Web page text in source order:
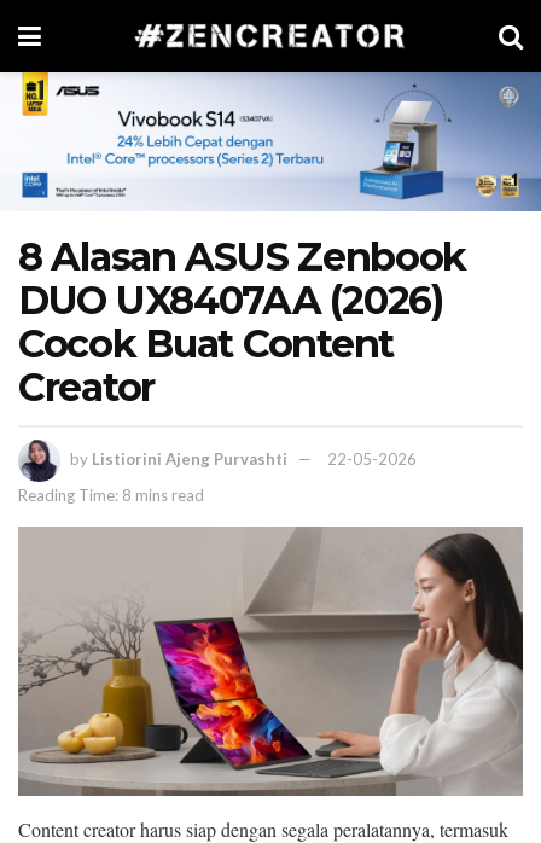
8 Alasan ASUS Zenbook
DUO UX8407AA (2026)
Cocok Buat Content
Creator
by Listiorini Ajeng Purvashti
22-05-2026
Reading Time: 8 mins read
Content creator harus siap dengan segala peralatannya, termasuk